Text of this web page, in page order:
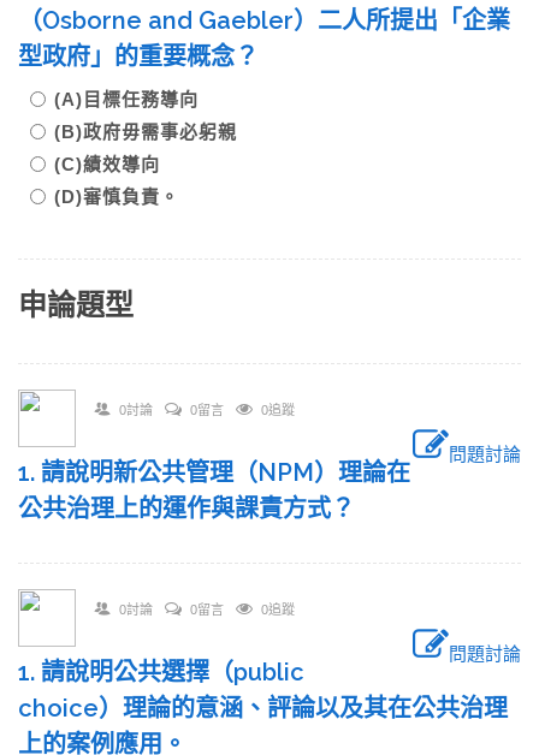
（Osborne and Gaebler）二人所提出「企業
型政府」的重要概念？
(A)目標任務導向
(B)政府毋需事必躬親
(C)績效導向
(D)審慎負責。
申論題型
0討論 0留言 0追蹤
問題討論
1. 請說明新公共管理（NPM）理論在
公共治理上的運作與課責方式？
0討論 0留言 0追蹤
問題討論
1. 請說明公共選擇（public
choice）理論的意涵、評論以及其在公共治理
上的案例應用。